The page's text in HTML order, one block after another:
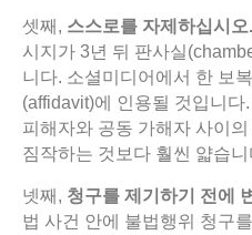
셋째, 스스로를 자제하십시오.
시지가 3년 뒤 판사실
니다. 소셜미디어에서 한 보
(affidavit)에 인용될 것입니
피해자와 공동 가해자 사이
짐작하는 것보다 훨씬 얇습니
넷째, 청구를 제기하기 전에
법 사건 안에 불법행위 청구